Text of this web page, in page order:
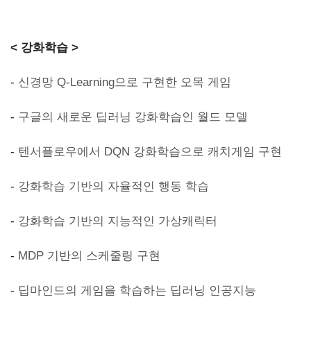
< 강화학습 >
- 신경망 Q-Learning으로 구현한 오목 게임
- 구글의 새로운 딥러닝 강화학습인 월드 모델
- 텐서플로우에서 DQN 강화학습으로 캐치게임 구현
- 강화학습 기반의 자율적인 행동 학습
- 강화학습 기반의 지능적인 가상캐릭터
- MDP 기반의 스케줄링 구현
- 딥마인드의 게임을 학습하는 딥러닝 인공지능